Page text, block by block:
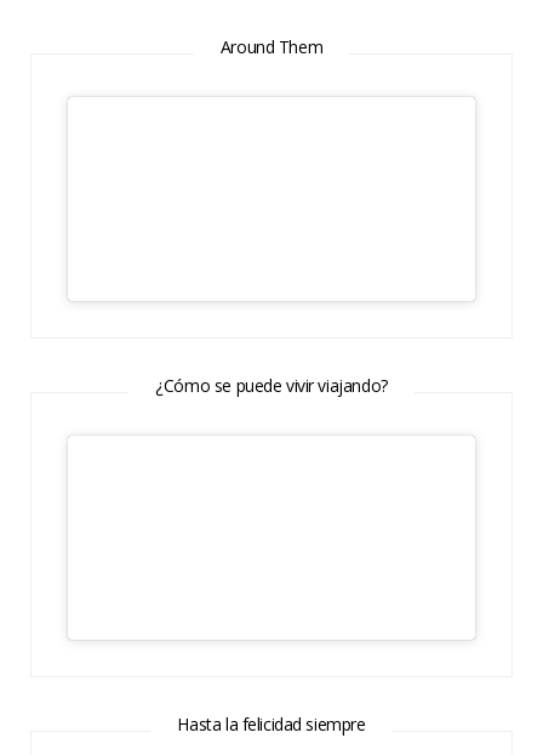
Around Them
¿Cómo se puede vivir viajando?
Hasta la felicidad siempre